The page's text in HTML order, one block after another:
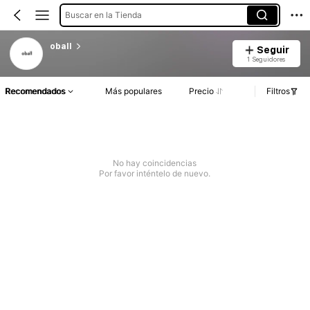
Buscar en la Tienda
oball Seguir
1 Seguidores
Recomendados Más populares Precio Filtros
No hay coincidencias
Por favor inténtelo de nuevo.